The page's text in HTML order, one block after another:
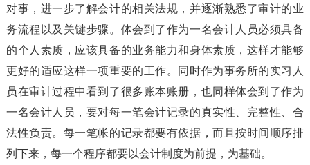
对事，进一步了解会计的相关法规，并逐渐熟悉了审计的业
务流程以及关键步骤。体会到了作为一名会计人员必须具备
的个人素质，应该具备的业务能力和身体素质，这样才能够
更好的适应这样一项重要的工作。同时作为事务所的实习人
员在审计过程中看到了很多账本账册，也同样体会到了作为
一名会计人员，要对每一笔会计记录的真实性、完整性、合
法性负责。每一笔帐的记录都要有依据，而且按时间顺序排
列下来，每一个程序都要以会计制度为前提，为基础。